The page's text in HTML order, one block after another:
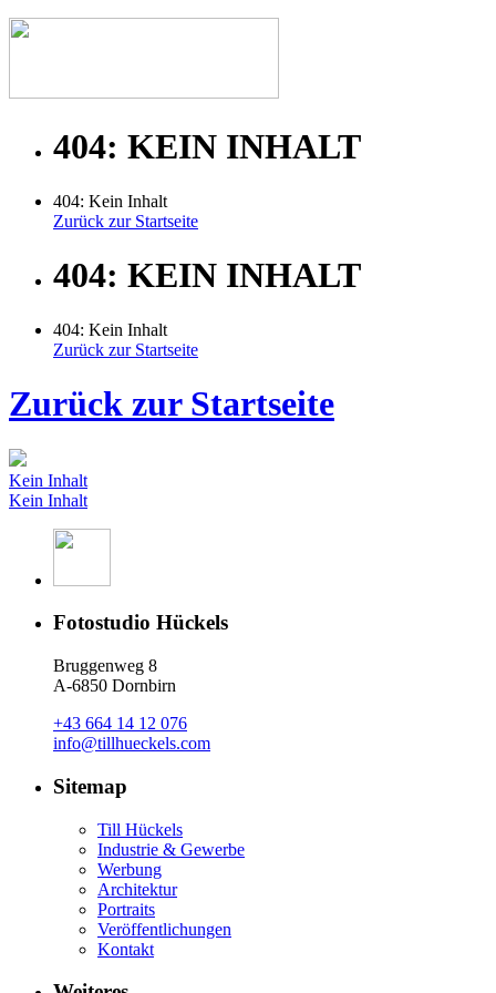
404: KEIN INHALT
404: Kein Inhalt
Zurück zur Startseite
404: KEIN INHALT
404: Kein Inhalt
Zurück zur Startseite
Zurück zur Startseite
Kein Inhalt
Kein Inhalt
Fotostudio Hückels
Bruggenweg 8
A-6850 Dornbirn
+43 664 14 12 076
info@tillhueckels.com
Sitemap
Till Hückels
Industrie & Gewerbe
Werbung
Architektur
Portraits
Veröffentlichungen
Kontakt